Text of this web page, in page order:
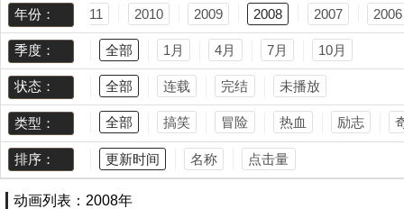
年份：
2012 2011 2010 2009 2008 2007 2006
季度： 全部 1月 4月 7月 10月
状态： 全部 连载 完结 未播放
类型： 全部 搞笑 冒险 热血 励志
排序： 更新时间 名称 点击量
动画列表：2008年